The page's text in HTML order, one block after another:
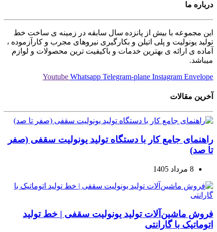
درباره ما
این مجموعه با بیش از پانزده سال سابقه در زمینه ی ساخت خط
تولید یونولیت و پلی اتیلن و بکارگیری نیروهای مجرب و کارآزموده ،
آماده ی ارائه ی بهترین خدمات و باکیفیت ترین محصولات و لوازم
میباشد.
Youtube Whatsapp Telegram-plane Instagram Envelope
آخرین مقالات
راهنمای جامع کار با دستگاه تولید یونولیت سقفی (صفر
تا صد)
8 مرداد 1405
فروش ماشین‌آلات تولید یونولیت سقفی | خط تولید
اتوماتیک با گارانتی